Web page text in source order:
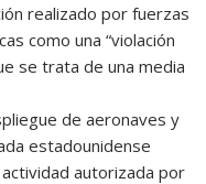
realizado por fuerzas
como una “violación
se trata de una media
de aeronaves y
estadounidense
autorizada por